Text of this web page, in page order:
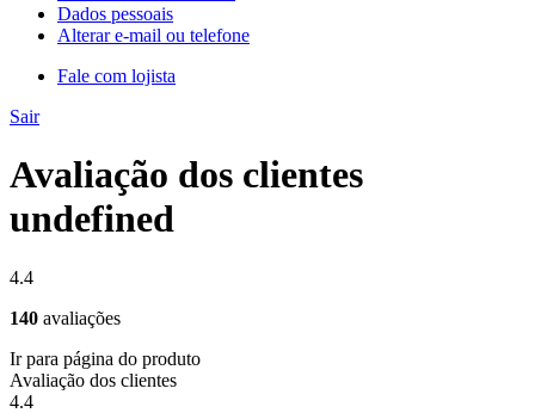
Dados pessoais
Alterar e-mail ou telefone
Fale com lojista
Sair
Avaliação dos clientes
undefined
4.4
140 avaliações
Ir para página do produto
Avaliação dos clientes
4.4